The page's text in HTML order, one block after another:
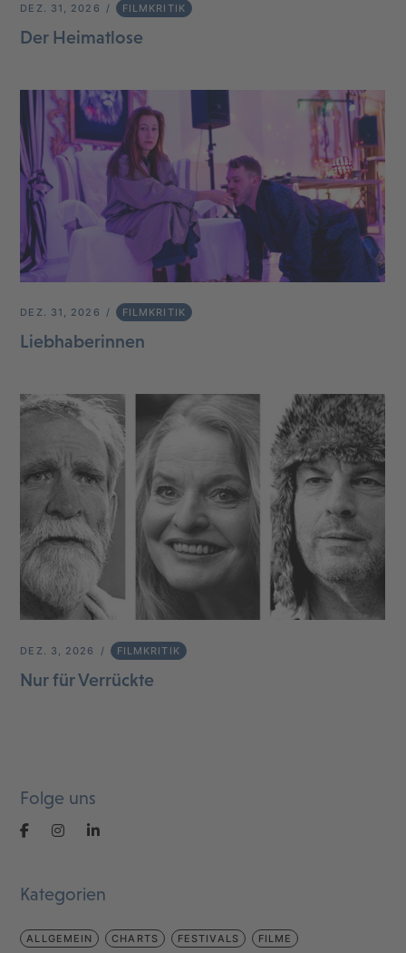
DEZ. 31, 2026 FILMKRITIK
Der Heimatlose
DEZ. 31, 2026 FILMKRITIK
Liebhaberinnen
DEZ. 3, 2026 FILMKRITIK
Nur für Verrückte
Folge uns
Kategorien
ALLGEMEIN CHARTS FESTIVALS FILME